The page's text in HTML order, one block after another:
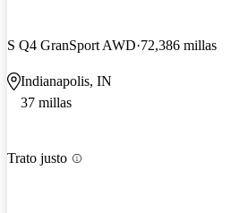
S Q4 GranSport AWD 72,386 millas
Indianapolis, IN
37 millas
Trato justo